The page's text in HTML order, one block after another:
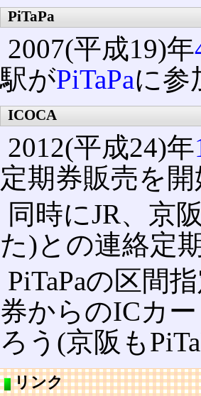
PiTaPa
2007(平成19)年
駅がPiTaPaに参
ICOCA
2012(平成24)年
定期券販売を開
同時にJR、京
た)との連絡定
PiTaPaの区間
券からのICカ
ろう(京阪も
リンク